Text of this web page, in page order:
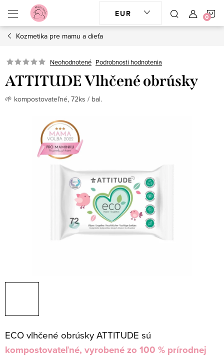
obsah
EUR
Kozmetika pre mamu a dieťa
Neohodnotené Podrobnosti hodnotenia
ATTITUDE Vlhčené obrúsky
🌱 kompostovateľné, 72ks / bal.
ECO vlhčené obrúsky ATTITUDE sú
kompostovateľné, vyrobené zo 100 % prírodnej